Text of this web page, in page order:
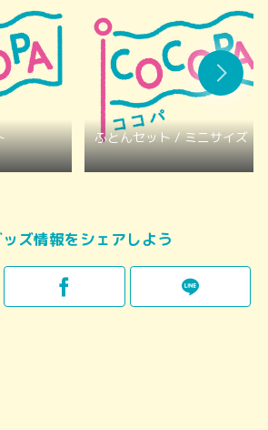
ふとんセット / ミニサイズ
ズ情報をシェアしよう